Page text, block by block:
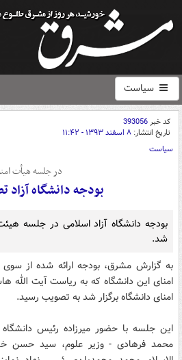
سیاست
کد خبر393056
تاریخ انتشار: ۸ اسفند ۱۳۹۳ - ۱۱:۴۲
سیاست
در جلسه هیأت
بودجه دانشگاه
بودجه دانشگاه آزاد اسلامی در جلسه
شد.
به گزارش مشرق، بودجه ارائه شده از
امنای این دانشگاه که به ریاست آیت
امنای دانشگاه برگزار شد به تصویب رسید.
این جلسه با حضور میرزاده رئیس دانشگاه
محمد فرهادی - وزیر علوم، سید حسن